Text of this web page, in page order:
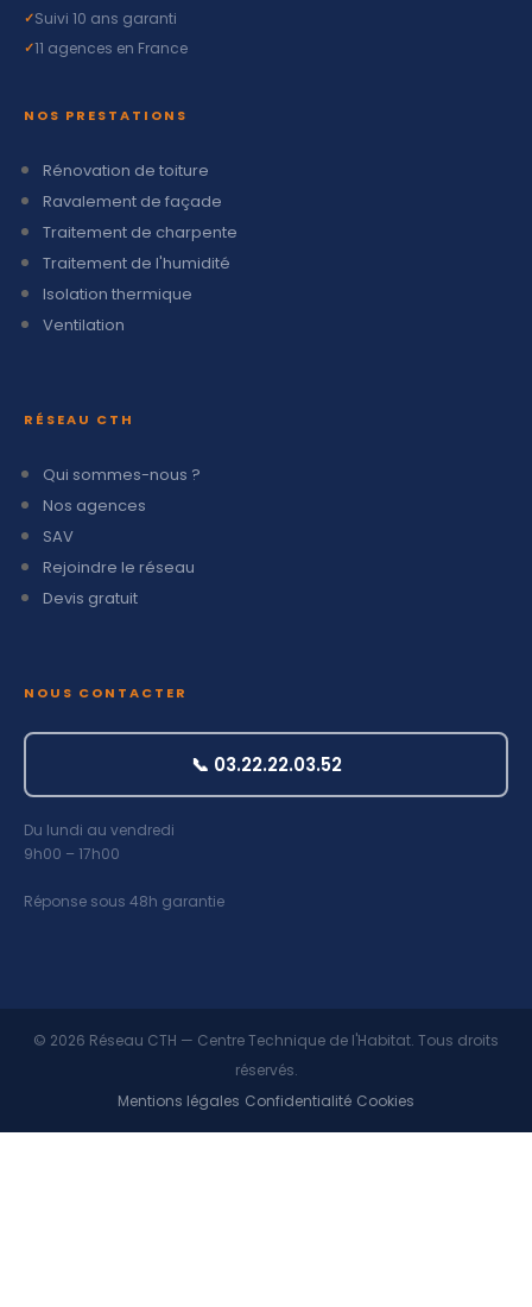
Suivi 10 ans garanti
11 agences en France
NOS PRESTATIONS
Rénovation de toiture
Ravalement de façade
Traitement de charpente
Traitement de l'humidité
Isolation thermique
Ventilation
RÉSEAU CTH
Qui sommes-nous ?
Nos agences
SAV
Rejoindre le réseau
Devis gratuit
NOUS CONTACTER
📞 03.22.22.03.52
Du lundi au vendredi
9h00 – 17h00
Réponse sous 48h garantie
© 2026 Réseau CTH — Centre Technique de l'Habitat. Tous droits
réservés.
Mentions légales Confidentialité Cookies